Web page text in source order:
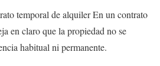
temporal de alquiler En un contrato
en claro que la propiedad no se
habitual ni permanente.